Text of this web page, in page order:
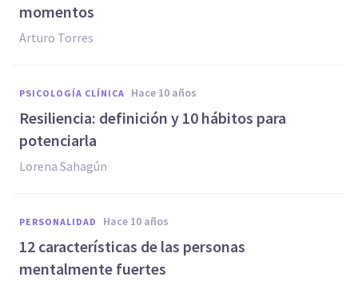
momentos
Arturo Torres
PSICOLOGÍA CLÍNICA hace 10 años
Resiliencia: definición y 10 hábitos para
potenciarla
Lorena Sahagún
PERSONALIDAD hace 10 años
12 características de las personas
mentalmente fuertes